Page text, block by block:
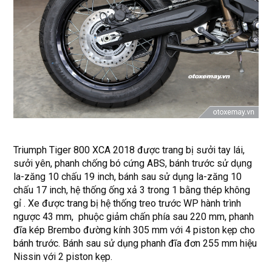
Triumph Tiger 800 XCA 2018 được trang bị sưởi tay lái,
sưởi yên, phanh chống bó cứng ABS, bánh trước sử dụng
la-zăng 10 chấu 19 inch, bánh sau sử dụng la-zăng 10
chấu 17 inch, hệ thống ống xả 3 trong 1 bằng thép không
gỉ . Xe được trang bị hệ thống treo trước WP hành trình
ngược 43 mm, phuộc giảm chấn phía sau 220 mm, phanh
đĩa kép Brembo đường kính 305 mm với 4 piston kẹp cho
bánh trước. Bánh sau sử dụng phanh đĩa đơn 255 mm hiệu
Nissin với 2 piston kẹp.